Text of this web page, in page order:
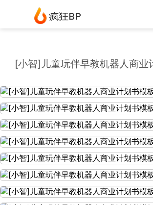
[小智]儿童玩伴早教机器人商业